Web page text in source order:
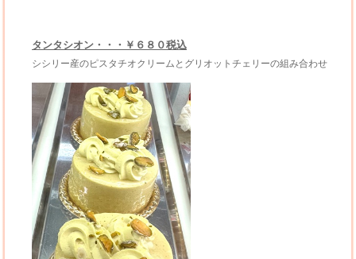
タンタシオン・・・￥６８０税込
シシリー産のピスタチオクリームとグリオットチェリーの組み合わせ